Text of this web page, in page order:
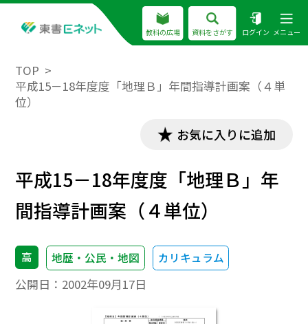
教科の広場 資料をさがす ログイン メニュー
TOP
平成15－18年度度「地理Ｂ」年間指導計画案（４単
位）
お気に入りに追加
平成15－18年度度「地理Ｂ」年
間指導計画案（４単位）
高 地歴・公民・地図 カリキュラム
公開日： 2002年09月17日